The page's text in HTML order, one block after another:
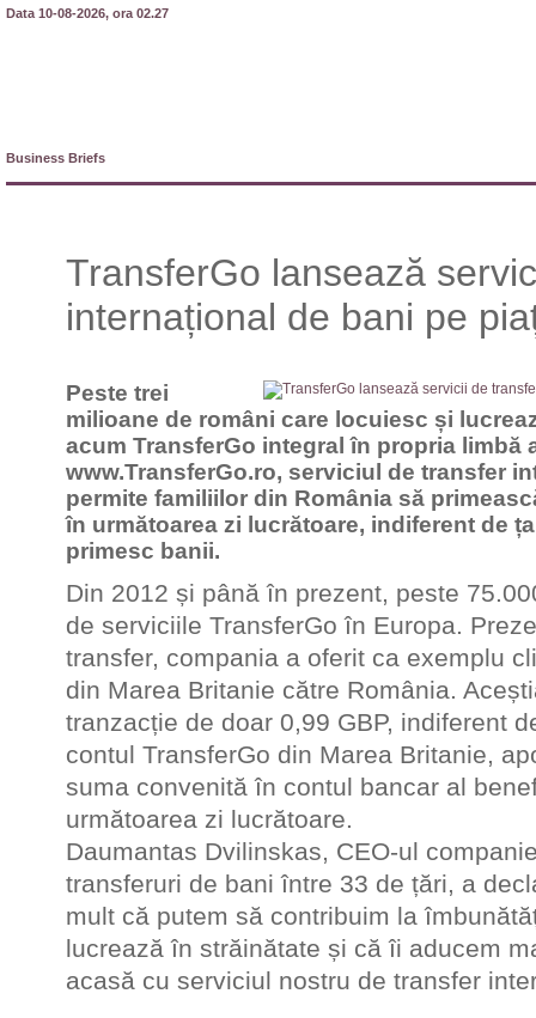
Data 10-08-2026, ora 02.27
Business Briefs
TransferGo lansează
internațional de bani pe
Peste trei
milioane de români care locuiesc și
acum TransferGo integral în propria limbă
www.TransferGo.ro, serviciul de transfer
permite familiilor din România să
în următoarea zi lucrătoare, indiferent de
primesc banii.
Din 2012 și până în prezent, peste
de serviciile TransferGo în Europa.
transfer, compania a oferit ca exemplu
din Marea Britanie către România.
tranzacție de doar 0,99 GBP, indiferent
contul TransferGo din Marea Britanie,
suma convenită în contul bancar al
următoarea zi lucrătoare.
Daumantas Dvilinskas, CEO-ul
transferuri de bani între 33 de țări, a
mult că putem să contribuim la
lucrează în străinătate și că îi aducem
acasă cu serviciul nostru de transfer